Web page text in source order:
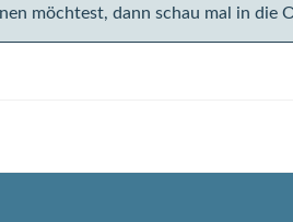
möchtest, dann schau mal in die